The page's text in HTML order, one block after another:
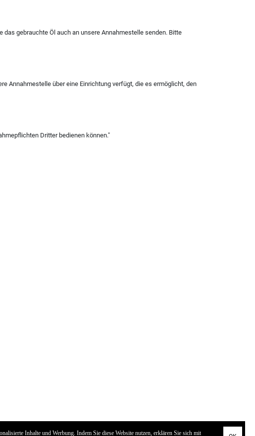
gebrauchte Öl auch an unsere Annahmestelle senden. Bitte
Annahmestelle über eine Einrichtung verfügt, die es ermöglicht, den
Dritter bedienen können."